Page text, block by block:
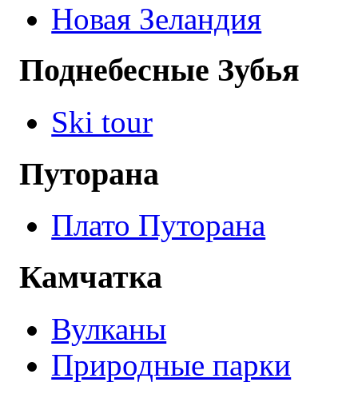
Новая Зеландия
Поднебесные Зубья
Ski tour
Путорана
Плато Путорана
Камчатка
Вулканы
Природные парки